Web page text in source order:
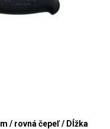
/ rovná čepeľ / Dĺžka